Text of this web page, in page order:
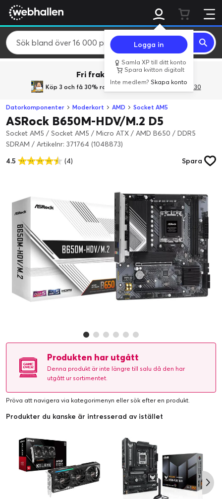
Logga in
Samla XP till ditt konto
Spara kvitton digitalt
Inte medlem?Skapa konto
Fri frakt över 800 kr.
Köp 3 och få 30% rabatt med rabattkoden 3Gives30
Datorkomponenter Moderkort AMD Socket AM5
ASRock B650M-HDV/M.2 D5
Socket AM5 / Socket AM5 / Micro ATX / AMD B650 / DDR5
SDRAM / Artikelnr: 371764 (1048873)
4.5
(4) Spara
Produkten har utgått
Denna produkt är inte längre till salu då den har
utgått ur sortimentet.
Pröva att navigera via kategorimenyn eller sök efter en produkt.
Produkter du kanske är intresserad av istället